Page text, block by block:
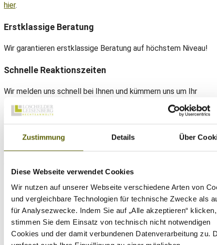
Zustimmung Details Über
Diese Webseite verwendet Cookies
Wir nutzen auf unserer Webseite verschiedene Arten von
und vergleichbare Technologien für technische Zwecke als
für Analysezwecke. Indem Sie auf „Alle akzeptieren“ klicken,
stimmen Sie dem Einsatz von technisch nicht notwendigen
Cookies und der damit verbundenen Datenverarbeitung zu.
hier.
Erstklassige Beratung
Wir garantieren erstklassige Beratung auf höchstem Niveau!
Schnelle Reaktionszeiten
Wir melden uns schnell bei Ihnen und kümmern uns um Ihr
Anliegen!
Jahrelange Erfahrung
Profitieren Sie von der langjährigen Erfahrung unserer
Daniel Loschelder
Telefon:
+49(0) 89 38 666 070
E-Mail:office@ll-ip.com